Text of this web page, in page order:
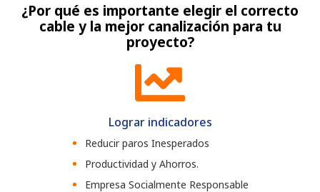
¿Por qué es importante elegir el correcto
cable y la mejor canalización para tu
proyecto?
Lograr indicadores
Reducir paros Inesperados
Productividad y Ahorros.
Empresa Socialmente Responsable